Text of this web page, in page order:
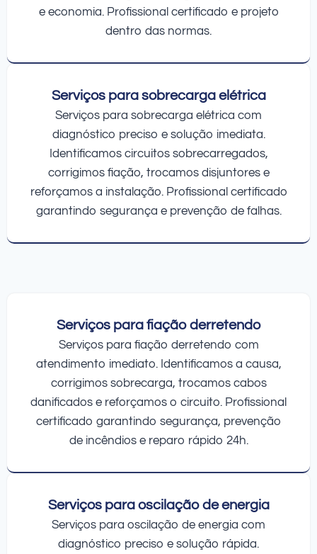
e economia. Profissional certificado e projeto
dentro das normas.
Serviços para sobrecarga elétrica
Serviços para sobrecarga elétrica com
diagnóstico preciso e solução imediata.
Identificamos circuitos sobrecarregados,
corrigimos fiação, trocamos disjuntores e
reforçamos a instalação. Profissional certificado
garantindo segurança e prevenção de falhas.
Serviços para fiação derretendo
Serviços para fiação derretendo com
atendimento imediato. Identificamos a causa,
corrigimos sobrecarga, trocamos cabos
danificados e reforçamos o circuito. Profissional
certificado garantindo segurança, prevenção
de incêndios e reparo rápido 24h.
Serviços para oscilação de energia
Serviços para oscilação de energia com
diagnóstico preciso e solução rápida.